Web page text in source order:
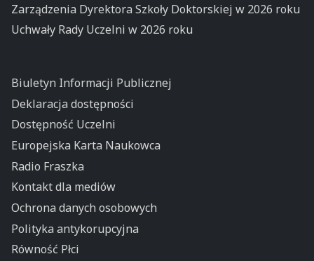
Zarządzenia Dyrektora Szkoły Doktorskiej w 2026 roku
Uchwały Rady Uczelni w 2026 roku
Biuletyn Informacji Publicznej
Deklaracja dostępności
Dostępność Uczelni
Europejska Karta Naukowca
Radio Fraszka
Kontakt dla mediów
Ochrona danych osobowych
Polityka antykorupcyjna
Równość Płci